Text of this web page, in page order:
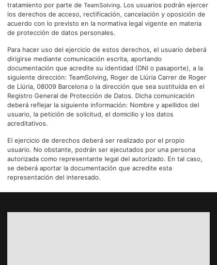
tratamiento por parte de TeamSolving. Los usuarios podrán ejercer
los derechos de acceso, rectificación, cancelación y oposición de
acuerdo con lo previsto en la normativa legal vigente en materia
de protección de datos personales.
Para hacer uso del ejercicio de estos derechos, el usuario deberá
dirigirse mediante comunicación escrita, aportando
documentación que acredite su identidad (DNI o pasaporte), a la
siguiente dirección: TeamSolving, Roger de Llúria Carrer de Roger
de Llúria, 08009 Barcelona o la dirección que sea sustituida en el
Registro General de Protección de Datos. Dicha comunicación
deberá reflejar la siguiente información: Nombre y apellidos del
usuario, la petición de solicitud, el domicilio y los datos
acreditativos.
El ejercicio de derechos deberá ser realizado por el propio
usuario. No obstante, podrán ser ejecutados por una persona
autorizada como representante legal del autorizado. En tal caso,
se deberá aportar la documentación que acredite esta
representación del interesado.